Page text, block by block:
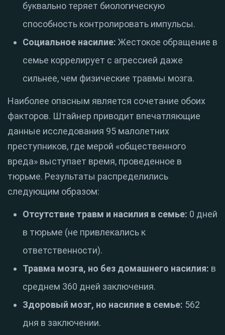
буквально теряет биологическую
способность контролировать импульсы.
Социальное насилие: Жестокое обращение в
семье коррелирует с агрессией даже
сильнее, чем физические травмы мозга.
Наиболее опасным является сочетание обоих
факторов. Штайнер приводит впечатляющие
данные исследования 95 малолетних
преступников, где мерой «общественного
вреда» выступает время, проведенное в
тюрьме. Результаты распределились
следующим образом:
Отсутствие травм и насилия в семье: 0 дней
в тюрьме (не привлекались к
ответственности).
Травма мозга, но без домашнего насилия: в
среднем 360 дней заключения.
Здоровый мозг, но насилие в семье: 562
дня в заключении.